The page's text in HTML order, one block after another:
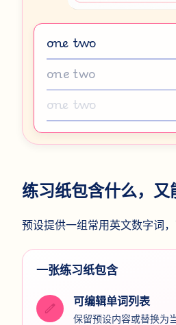
one two
one two
one two
练习纸包含什么，又
预设提供一组常用英文数字词
一张练习纸包含
edit 可编辑单词列表
保留预设内容或替换为